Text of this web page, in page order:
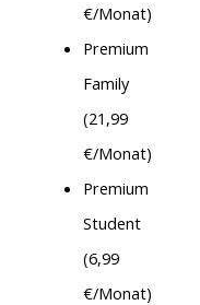
€/Monat)
Premium
Family
(21,99
€/Monat)
Premium
Student
(6,99
€/Monat)